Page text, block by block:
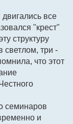
все
"крест"
структуру
светлом, три -
что этот
семинаров
и